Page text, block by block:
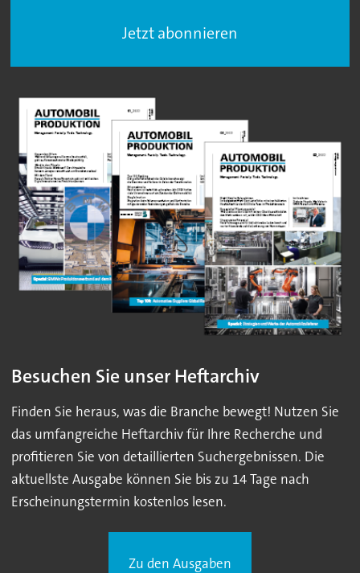
Jetzt abonnieren
Besuchen Sie unser Heftarchiv
Finden Sie heraus, was die Branche bewegt! Nutzen Sie
das umfangreiche Heftarchiv für Ihre Recherche und
profitieren Sie von detaillierten Suchergebnissen. Die
aktuellste Ausgabe können Sie bis zu 14 Tage nach
Erscheinungstermin kostenlos lesen.
Zu den Ausgaben